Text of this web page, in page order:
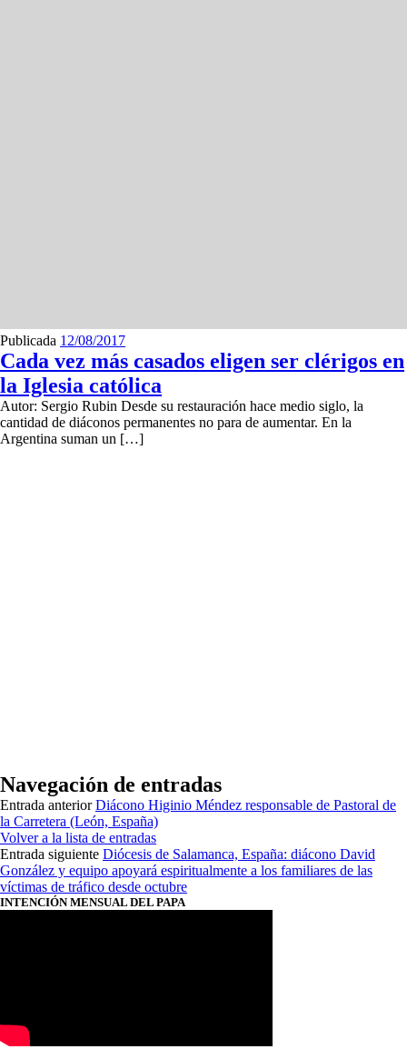
Publicada 12/08/2017
Cada vez más casados eligen ser clérigos en
la Iglesia católica
Autor: Sergio Rubin Desde su restauración hace medio siglo, la
cantidad de diáconos permanentes no para de aumentar. En la
Argentina suman un […]
Navegación de entradas
Entrada anterior Diácono Higinio Méndez responsable de Pastoral de
la Carretera (León, España)
Volver a la lista de entradas
Entrada siguiente Diócesis de Salamanca, España: diácono David
González y equipo apoyará espiritualmente a los familiares de las
víctimas de tráfico desde octubre
INTENCIÓN MENSUAL DEL PAPA